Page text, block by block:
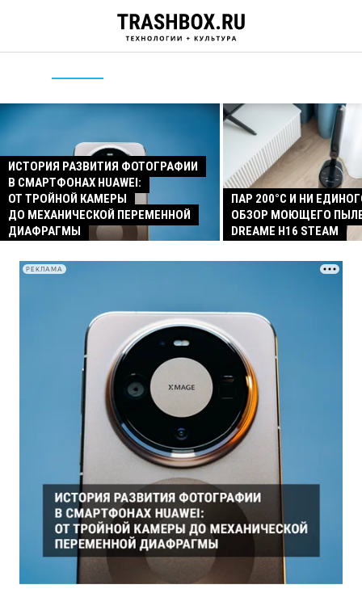
ИСТОРИЯ РАЗВИТИЯ ФОТОГРАФИИ
В СМАРТФОНАХ HUAWEI:
ОТ ТРОЙНОЙ КАМЕРЫ
ДО МЕХАНИЧЕСКОЙ ПЕРЕМЕННОЙ
ДИАФРАГМЫ
ПАР 200°C И НИ
ОБЗОР МОЮЩЕГО
DREAME H16 STEAM
РЕКЛАМА